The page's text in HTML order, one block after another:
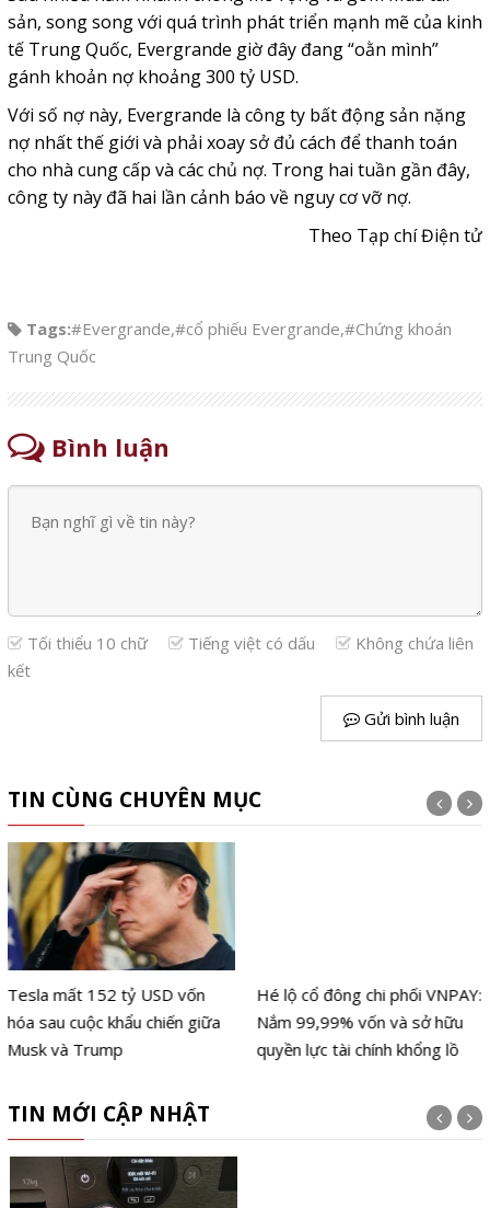
sản, song song với quá trình phát triển mạnh mẽ của kinh
tế Trung Quốc, Evergrande giờ đây đang “oằn mình”
gánh khoản nợ khoảng 300 tỷ USD.
Với số nợ này, Evergrande là công ty bất động sản nặng
nợ nhất thế giới và phải xoay sở đủ cách để thanh toán
cho nhà cung cấp và các chủ nợ. Trong hai tuần gần đây,
công ty này đã hai lần cảnh báo về nguy cơ vỡ nợ.
Theo Tạp chí Điện tử
Tags:#Evergrande,#cổ phiếu Evergrande,#Chứng khoán
Trung Quốc
Bình luận
Tối thiểu 10 chữ Tiếng việt có dấu
Không chứa liên
kết
Gửi bình luận
TIN CÙNG CHUYÊN MỤC
Tesla mất 152 tỷ USD vốn
hóa sau cuộc khẩu chiến giữa
Musk và Trump
Hé lộ cổ đông chi phối VNPAY:
Nắm 99,99% vốn và sở hữu
quyền lực tài chính khổng lồ
TIN MỚI CẬP NHẬT